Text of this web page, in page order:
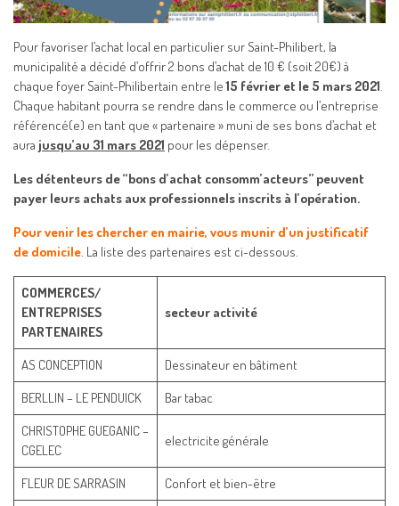
Pour favoriser l’achat local en particulier sur Saint-Philibert, la
municipalité a décidé d’offrir 2 bons d’achat de 10 € (soit 20€) à
chaque foyer Saint-Philibertain entre le15 février et le 5 mars 2021
Chaque habitant pourra se rendre dans le commerce ou l’entreprise
référencé(e) en tant que « partenaire » muni de ses bons d’achat et
aura jusqu’au 31 mars 2021 pour les dépenser.
Les détenteurs de “bons d’achat consomm’acteurs” peuvent
payer leurs achats aux professionnels inscrits à l’opération.
Pour venir les chercher en mairie, vous munir d’un justificatif
de domicile . La liste des partenaires est ci-dessous.
COMMERCES/
ENTREPRISES
PARTENAIRES
secteur activité
AS CONCEPTION
Dessinateur en bâtiment
BERLLIN – LE PENDUICK
Bar tabac
CHRISTOPHE GUEGANIC –
CGELEC
electricite générale
FLEUR DE SARRASIN Confort et bien-être